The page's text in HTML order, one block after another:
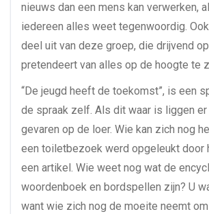
nieuws dan een mens kan verwerken,
iedereen alles weet tegenwoordig.
deel uit van deze groep, die drijvend op
pretendeert van alles op de hoogte te
“De jeugd heeft de toekomst”, is een
de spraak zelf. Als dit waar is liggen
gevaren op de loer. Wie kan zich nog
een toiletbezoek werd opgeleukt door
een artikel. Wie weet nog wat de
woordenboek en bordspellen zijn? U
want wie zich nog de moeite neemt